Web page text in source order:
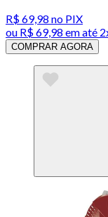
R$ 69,98 no PIX
ou R$ 69,98 em até
COMPRAR AGORA